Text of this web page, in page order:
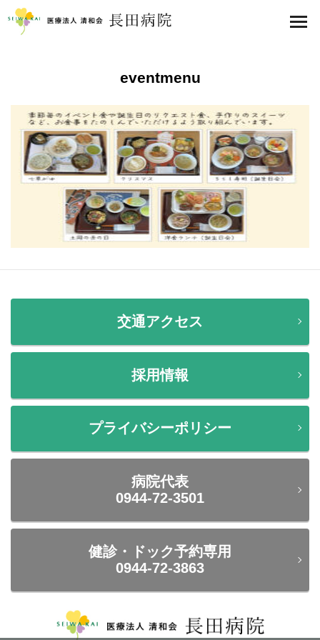
eventmenu
交通アクセス
採用情報
プライバシーポリシー
病院代表
0944-72-3501
健診・ドック予約専用
0944-72-3863